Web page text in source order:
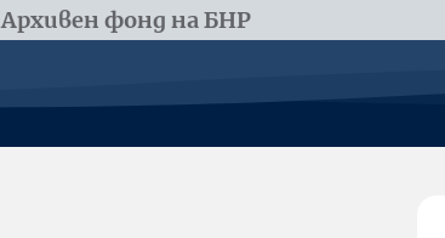
Архивен фонд на БНР